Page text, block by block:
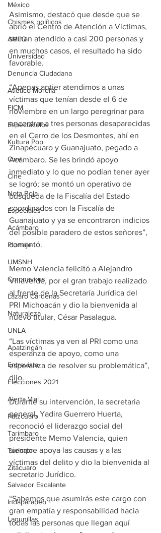
México
Chismes políticos
AMLO
Universidad
Denuncia Ciudadana
Atlético Morelia
FICM
Espectáculos
Kultura Pop
Cine
Cine
Nota Roja
Especiales
Acámbaro
Plumaje
UMSNH
Coronavirus
Lázaro Cárdenas
Naturaleza
UNLA
Apatzingán
Entrevista
Elecciones 2021
Alerta Vial
Pátzcuaro
Tarímbaro
Turicato
Zitácuaro
Salvador Escalante
Indaparapeo
Lagunillas
Asimismo, destacó que desde que se
abrió el Centro de Atención a Víctimas,
se han atendido a casi 200 personas y
en muchos casos, el resultado ha sido
favorable.
“Apenas antier atendimos a unas
víctimas que tenían desde el 6 de
noviembre en un largo peregrinar para
encontrar a tres personas desaparecidas
en el Cerro de los Desmontes, ahí en
Zinapécuaro y Guanajuato, pegado a
Acámbaro. Se les brindó apoyo
inmediato y lo que no podían tener ayer
se logró; se montó un operativo de
búsqueda de la Fiscalía del Estado
coordinados con la Fiscalía de
Guanajuato y ya se encontraron indicios
del posible paradero de estos señores”,
comentó.
Memo Valencia felicitó a Alejandro
Villaverde, por el gran trabajo realizado
al frente de la Secretaría Jurídica del
PRI Michoacán y dio la bienvenida al
nuevo titular, César Pasalagua.
“Las víctimas ya ven al PRI como una
esperanza de apoyo, como una
esperanza de resolver su problemática”,
dijo.
Durante su intervención, la secretaria
general, Yadira Guerrero Huerta,
reconoció el liderazgo social del
presidente Memo Valencia, quien
siempre apoya las causas y a las
víctimas del delito y dio la bienvenida al
secretario Jurídico.
“Sabemos que asumirás este cargo con
gran empatía y responsabilidad hacia
todas las personas que llegan aquí